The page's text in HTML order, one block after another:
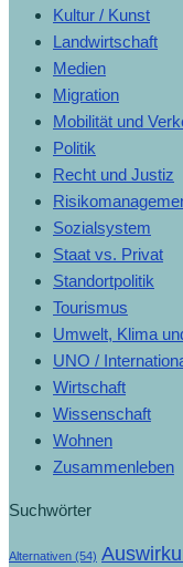
Kultur / Kunst
Landwirtschaft
Medien
Migration
Mobilität und
Politik
Recht und Justiz
Sozialsystem
Staat vs. Privat
Standortpolitik
Tourismus
Umwelt, Klima
UNO /
Wirtschaft
Wissenschaft
Wohnen
Zusammenleben
Suchwörter
Alternativen (54)